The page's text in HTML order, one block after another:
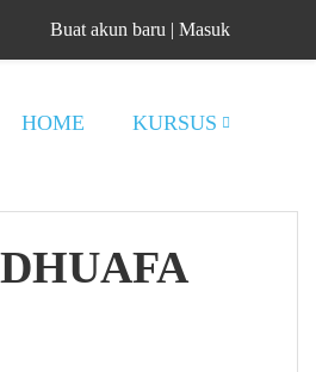
Buat akun baru | Masuk
HOME KURSUS